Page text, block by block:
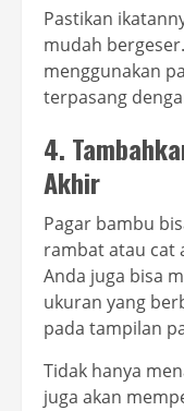
Pastikan
mudah
menggunakan
terpasang
4.
Akhir
Pagar bambu
rambat atau cat
Anda juga bisa
ukuran yang
pada tampilan
Tidak hanya
juga akan